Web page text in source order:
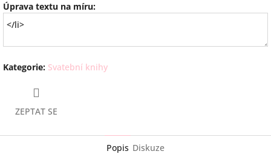
Úprava textu na míru:
Kategorie: Svatební knihy
ZEPTAT SE
Popis Diskuze